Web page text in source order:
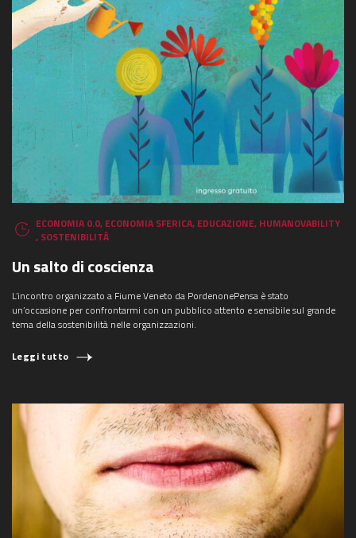
ECONOMIA 0.0, ECONOMIA SFERICA, EDUCAZIONE, HUMANOVABILITY
, SOSTENIBILITÀ
Un salto di coscienza
L’incontro organizzato a Fiume Veneto da PordenonePensa è stato
un’occasione per confrontarmi con un pubblico attento e sensibile sul grande
tema della sostenibilità nelle organizzazioni.
Leggi tutto